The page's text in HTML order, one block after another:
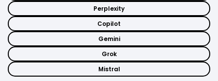
Perplexity
Copilot
Gemini
Grok
Mistral